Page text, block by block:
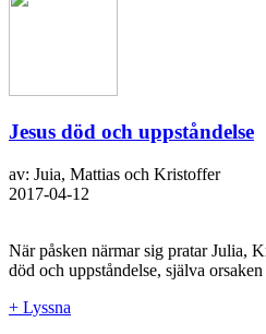
Jesus död och uppståndelse
av: Juia, Mattias och Kristoffer
2017-04-12
När påsken närmar sig pratar Julia,
död och uppståndelse, själva
+ Lyssna